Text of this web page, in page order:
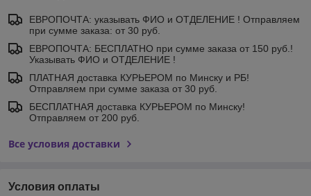
ЕВРОПОЧТА: указывать ФИО и ОТДЕЛЕНИЕ ! Отправляем
при сумме заказа: от 30 руб.
ЕВРОПОЧТА: БЕСПЛАТНО при сумме заказа от 150 руб.!
Указывать ФИО и ОТДЕЛЕНИЕ !
ПЛАТНАЯ доставка КУРЬЕРОМ по Минску и РБ!
Отправляем при сумме заказа от 30 руб.
БЕСПЛАТНАЯ доставка КУРЬЕРОМ по Минску!
Отправляем от 200 руб.
Все условия доставки
Условия оплаты